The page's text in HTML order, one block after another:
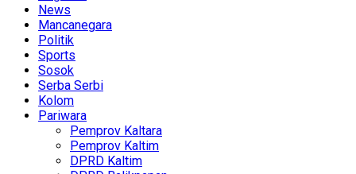
News
Mancanegara
Politik
Sports
Sosok
Serba Serbi
Kolom
Pariwara
Pemprov Kaltara
Pemprov Kaltim
DPRD Kaltim